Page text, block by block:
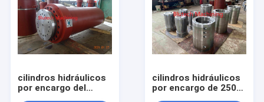
cilindros hidráulicos
por encargo del
cilindros hidráulicos
por encargo de 250m